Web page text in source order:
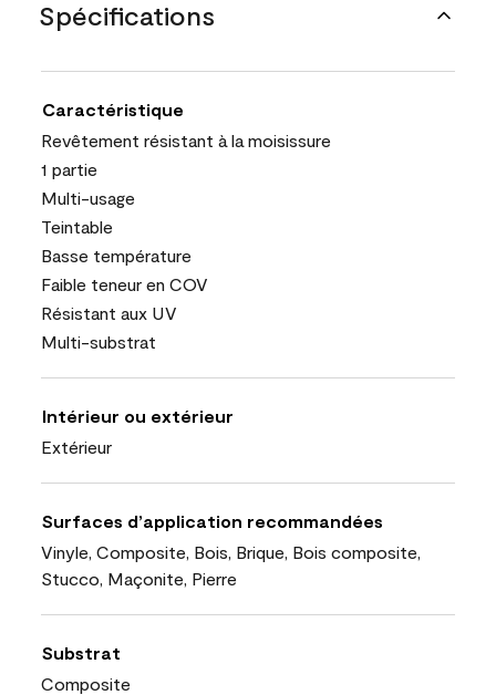
Spécifications
Caractéristique
Revêtement résistant à la moisissure
1 partie
Multi-usage
Teintable
Basse température
Faible teneur en COV
Résistant aux UV
Multi-substrat
Intérieur ou extérieur
Extérieur
Surfaces d’application recommandées
Vinyle, Composite, Bois, Brique, Bois composite,
Stucco, Maçonite, Pierre
Substrat
Composite